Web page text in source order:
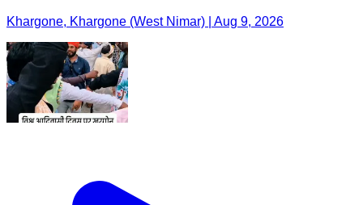
Khargone, Khargone (West Nimar) | Aug 9, 2026